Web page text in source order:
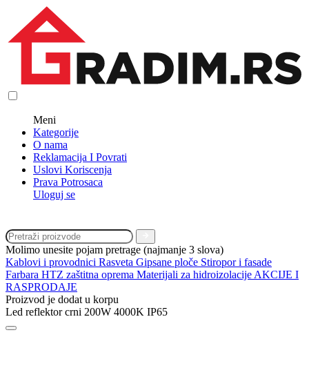
Meni
Kategorije
O nama
Reklamacija I Povrati
Uslovi Koriscenja
Prava Potrosaca
Uloguj se
Molimo unesite pojam pretrage (najmanje 3 slova)
Kablovi i provodnici Rasveta Gipsane ploče Stiropor i fasade
Farbara HTZ zaštitna oprema Materijali za hidroizolacije AKCIJE I
RASPRODAJE
Proizvod je dodat u korpu
Led reflektor crni 200W 4000K IP65